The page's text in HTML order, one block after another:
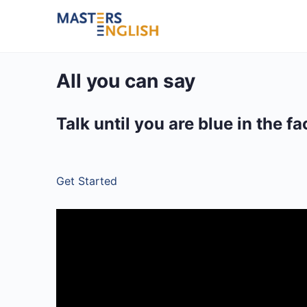
All you can say
Talk until you are blue in the
Get Started